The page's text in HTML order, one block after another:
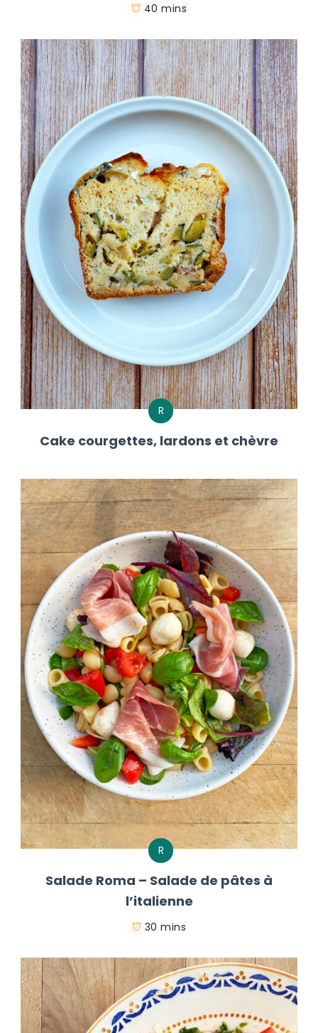
40 mins
R
Cake courgettes, lardons et chèvre
R
Salade Roma – Salade de pâtes à
l’italienne
30 mins